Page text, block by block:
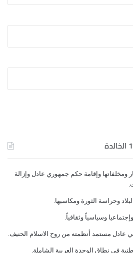
ﻭﻣﺨﻠﻔﺎﺗﻬﺎ ﻭﺇﻗﺎﻣﺔ ﺣﻜﻢ ﺟﻤﻬﻮﺭﻱ ﻋﺎﺩﻝ ﻭﺇﺯﺍﻟﺔ
ﻭﺣﺮﺍﺳﺔ ﺍﻟﺜﻮﺭﺓ ﻭﻣﻜﺎﺳﺒﻬﺎ.
ﻭﺳﻴﺎﺳﻴﺎً ﻭﺛﻘﺎﻓﻴﺎً.
ﻋﺎﺩﻝ ﻣﺴﺘﻤﺪ ﺃﻧﻈﻤﺘﻪ ﻣﻦ ﺭﻭﺡ ﺍﻻﺳﻼﻡ ﺍﻟﺤﻨﻴﻒ.
ﻓﻲ ﻧﻄﺎﻕ ﺍﻟﻮﺣﺪﺓ ﺍﻟﻌﺮﺑﻴﺔ ﺍﻟﺸﺎﻣﻠﺔ.